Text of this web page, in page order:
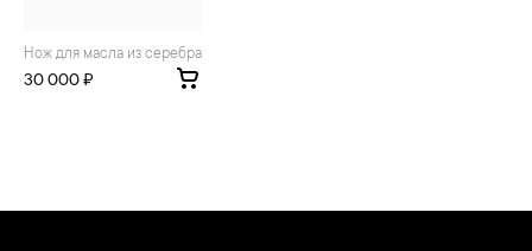
Нож для масла из серебра
30 000 ₽